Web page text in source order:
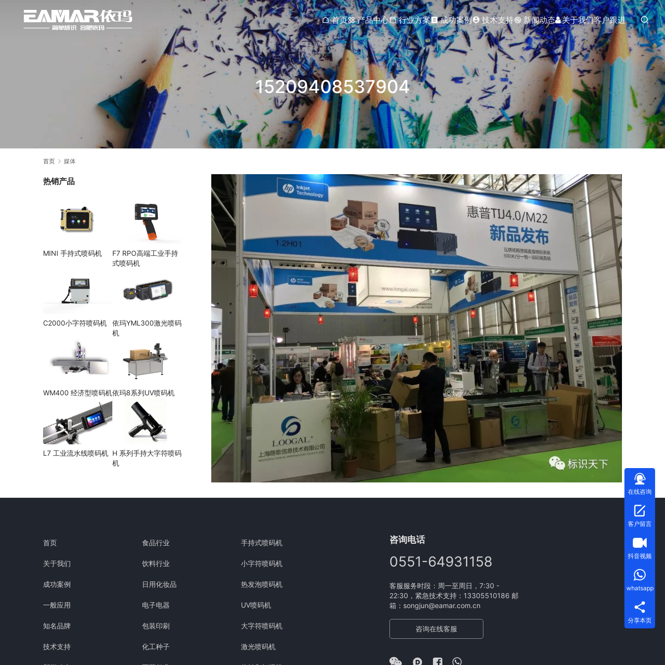
首页 产品中心 行业方案 成功案例 技术支持 新闻动态 关于我们客户跟进
15209408537904
首页 媒体
热销产品
MINI 手持式喷码机
F7 RPO高端工业手持
式喷码机
C2000小字符喷码机
依玛YML300激光喷码
机
WM400 经济型喷码机依玛8系列UV喷码机
L7 工业流水线喷码机 H 系列手持大字符喷码
机
首页
关于我们
成功案例
一般应用
知名品牌
技术支持
食品行业
饮料行业
日用化妆品
电子电器
包装印刷
化工种子
手持式喷码机
小字符喷码机
热发泡喷码机
UV喷码机
大字符喷码机
激光喷码机
咨询电话
0551-64931158
客服服务时段：周一至周日，7:30 -
22:30，紧急技术支持：13305510186 邮
箱：songjun@eamar.com.cn
咨询在线客服
在线咨询
客户留言
抖音视频
whatsapp
分享本页